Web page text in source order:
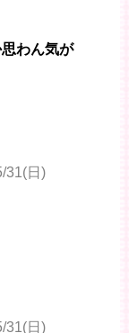
わん気が
31(日)
31(日)